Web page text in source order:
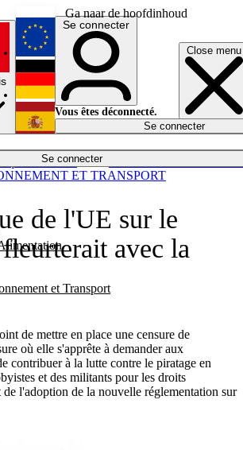
Ga naar de hoofdinhoud
Close menu
Se connecter
et Transport
Économie
English
Deutsch
Español
Se connecter
Vous êtes déconnecté.
Se connecter
de l'UE sur le
avec la
de mettre en place une censure de
où elle s'apprête à demander aux
contribuer à la lutte contre le piratage en
et des militants pour les droits
de l'adoption de la nouvelle réglementation sur
ET TRANSPORT